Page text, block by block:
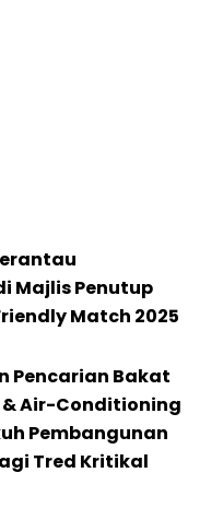
Majlis Penutup
Match 2025
Pencarian Bakat
Air-Conditioning
Pembangunan
Tred Kritikal